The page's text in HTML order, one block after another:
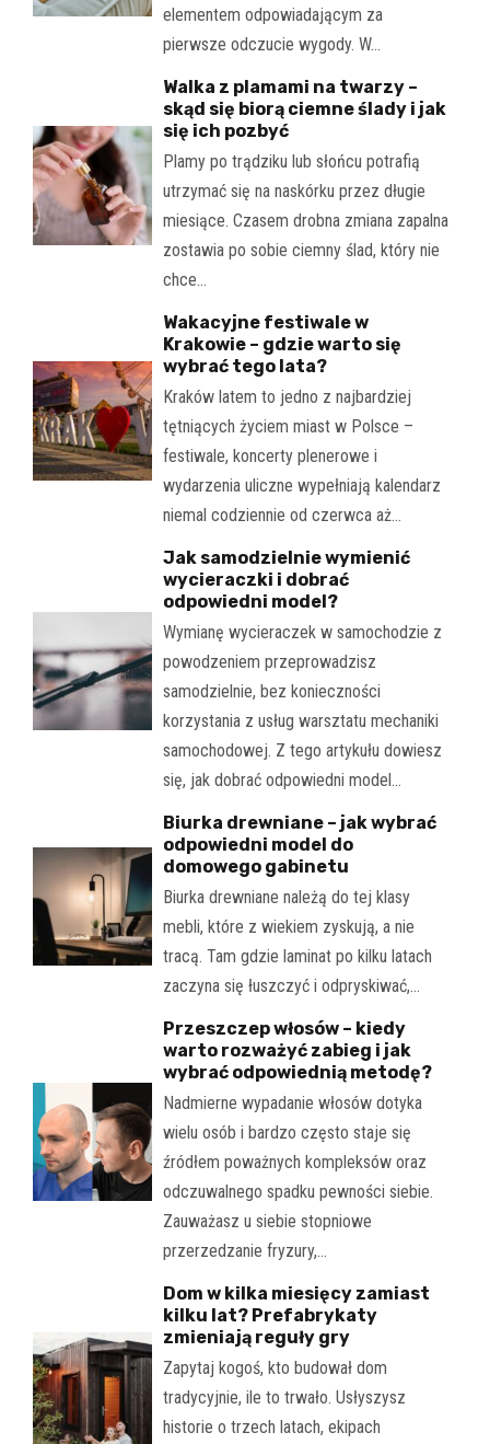
elementem odpowiadającym za
pierwsze odczucie wygody. W…
Walka z plamami na twarzy –
skąd się biorą ciemne ślady i jak
się ich pozbyć
Plamy po trądziku lub słońcu potrafią
utrzymać się na naskórku przez długie
miesiące. Czasem drobna zmiana zapalna
zostawia po sobie ciemny ślad, który nie
chce…
Wakacyjne festiwale w
Krakowie – gdzie warto się
wybrać tego lata?
Kraków latem to jedno z najbardziej
tętniących życiem miast w Polsce –
festiwale, koncerty plenerowe i
wydarzenia uliczne wypełniają kalendarz
niemal codziennie od czerwca aż…
Jak samodzielnie wymienić
wycieraczki i dobrać
odpowiedni model?
Wymianę wycieraczek w samochodzie z
powodzeniem przeprowadzisz
samodzielnie, bez konieczności
korzystania z usług warsztatu mechaniki
samochodowej. Z tego artykułu dowiesz
się, jak dobrać odpowiedni model…
Biurka drewniane – jak wybrać
odpowiedni model do
domowego gabinetu
Biurka drewniane należą do tej klasy
mebli, które z wiekiem zyskują, a nie
tracą. Tam gdzie laminat po kilku latach
zaczyna się łuszczyć i odpryskiwać,…
Przeszczep włosów – kiedy
warto rozważyć zabieg i jak
wybrać odpowiednią metodę?
Nadmierne wypadanie włosów dotyka
wielu osób i bardzo często staje się
źródłem poważnych kompleksów oraz
odczuwalnego spadku pewności siebie.
Zauważasz u siebie stopniowe
przerzedzanie fryzury,…
Dom w kilka miesięcy zamiast
kilku lat? Prefabrykaty
zmieniają reguły gry
Zapytaj kogoś, kto budował dom
tradycyjnie, ile to trwało. Usłyszysz
historie o trzech latach, ekipach